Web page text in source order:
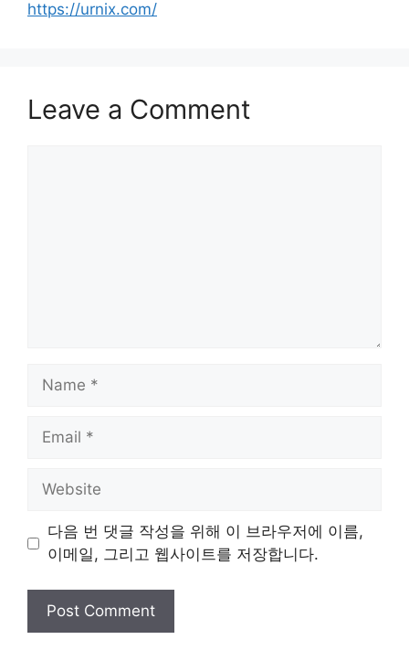
https://urnix.com/
Leave a Comment
Name
Email
Website
다음 번 댓글 작성을 위해 이 브라우저에 이름,
이메일, 그리고 웹사이트를 저장합니다.